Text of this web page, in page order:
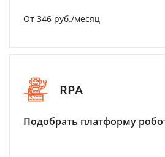
От 346 руб./месяц
RPA
Подобрать платформу